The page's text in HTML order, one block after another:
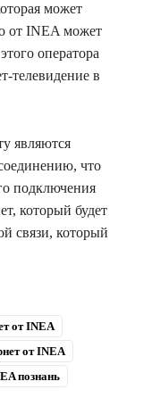
может
от INEA может
оператора
телевидение в
являются
что
подключения
который будет
связи, который
от INEA
от INEA
познань